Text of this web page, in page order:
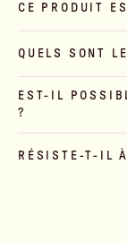
CE PRODUIT
QUELS SONT
EST-IL
?
RÉSISTE-T-IL